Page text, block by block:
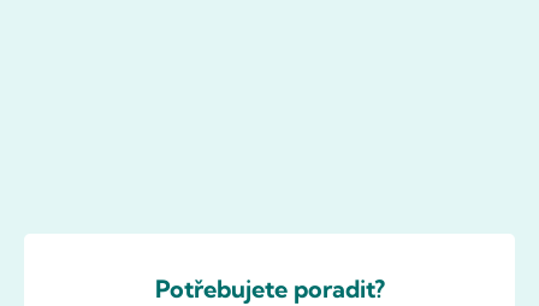
Potřebujete poradit?